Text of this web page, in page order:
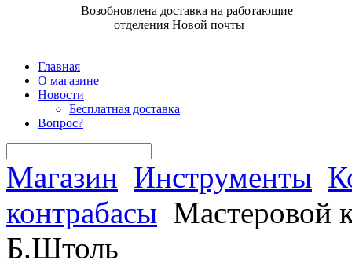
Возобновлена доставка на работающие
отделения Новой почты
Главная
О магазине
Новости
Бесплатная доставка
Вопрос?
Магазин Инструменты
контрабасы Мастеровой
Б.Штоль